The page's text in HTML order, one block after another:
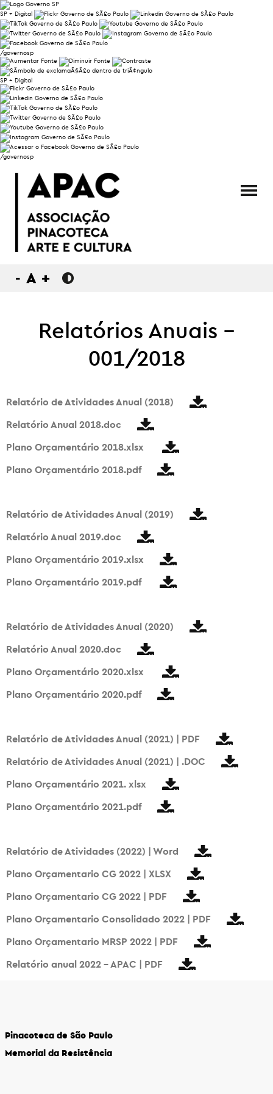
SP + Digital
/governosp
SP + Digital
/governosp
- A +
Relatórios Anuais –
001/2018
Relatório de Atividades Anual (2018)
Relatório Anual 2018.doc
Plano Orçamentário 2018.xlsx
Plano Orçamentário 2018.pdf
Relatório de Atividades Anual (2019)
Relatório Anual 2019.doc
Plano Orçamentário 2019.xlsx
Plano Orçamentário 2019.pdf
Relatório de Atividades Anual (2020)
Relatório Anual 2020.doc
Plano Orçamentário 2020.xlsx
Plano Orçamentário 2020.pdf
Relatório de Atividades Anual (2021) | PDF
Relatório de Atividades Anual (2021) | .DOC
Plano Orçamentário 2021. xlsx
Plano Orçamentário 2021.pdf
Relatório de Atividades (2022) | Word
Plano Orçamentario CG 2022 | XLSX
Plano Orçamentario CG 2022 | PDF
Plano Orçamentario Consolidado 2022 | PDF
Plano Orçamentario MRSP 2022 | PDF
Relatório anual 2022 – APAC | PDF
Pinacoteca de São Paulo
Memorial da Resistência